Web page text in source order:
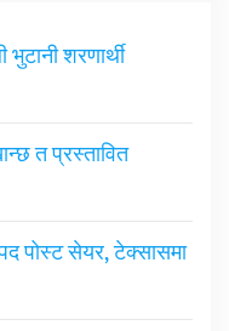
शरणार्थी
त प्रस्तावित
पोस्ट सेयर, टेक्सासमा